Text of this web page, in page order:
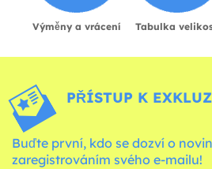
Výměny a vrácení Tabulka
PŘÍSTUP K
Buďte první, kdo se dozví o
zaregistrováním svého e-mailu!